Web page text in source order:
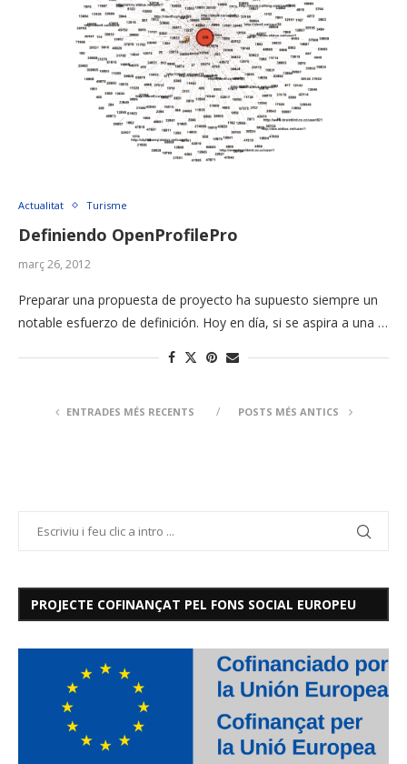
Actualitat Turisme
Definiendo OpenProfilePro
març 26, 2012
Preparar una propuesta de proyecto ha supuesto siempre un
notable esfuerzo de definición. Hoy en día, si se aspira a una …
ENTRADES MÉS RECENTS POSTS MÉS ANTICS
PROJECTE COFINANÇAT PEL FONS SOCIAL EUROPEU